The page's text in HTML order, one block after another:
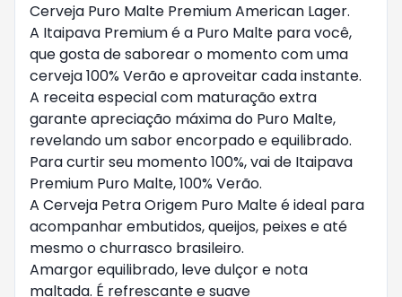
Cerveja Puro Malte Premium American Lager.
A Itaipava Premium é a Puro Malte para você,
que gosta de saborear o momento com uma
cerveja 100% Verão e aproveitar cada instante.
A receita especial com maturação extra
garante apreciação máxima do Puro Malte,
revelando um sabor encorpado e equilibrado.
Para curtir seu momento 100%, vai de Itaipava
Premium Puro Malte, 100% Verão.
A Cerveja Petra Origem Puro Malte é ideal para
acompanhar embutidos, queijos, peixes e até
mesmo o churrasco brasileiro.
Amargor equilibrado, leve dulçor e nota
maltada. É refrescante e suave